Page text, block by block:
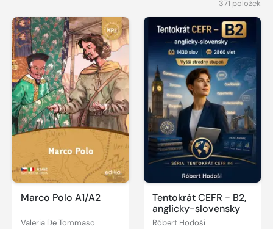
371 položek
Marco Polo A1/A2
Valeria De Tommaso
Tentokrát CEFR - B2,
anglicky-slovensky
Róbert Hodoši